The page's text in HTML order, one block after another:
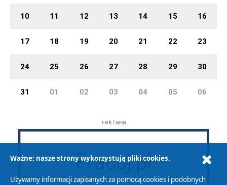
10 11 12 13 14 15 16
17 18 19 20 21 22 23
24 25 26 27 28 29 30
31 01 02 03 04 05 06
reklama
Ważne: nasze strony wykorzystują pliki cookies.
Używamy informacji zapisanych za pomocą cookies i podobnych